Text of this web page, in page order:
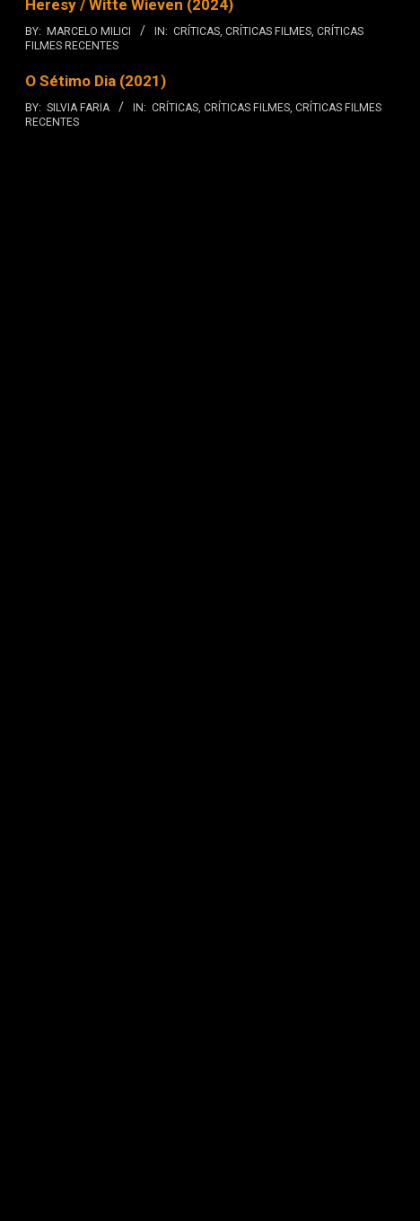
Heresy / Witte Wieven (2024)
BY: MARCELO MILICI IN: CRÍTICAS, CRÍTICAS FILMES, CRÍTICAS
FILMES RECENTES
O Sétimo Dia (2021)
BY: SILVIA FARIA IN: CRÍTICAS, CRÍTICAS FILMES, CRÍTICAS FILMES
RECENTES